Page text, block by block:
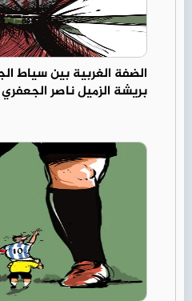
الضفة الغربية بين سياط
بريشة الزميل ناصر الجعفري